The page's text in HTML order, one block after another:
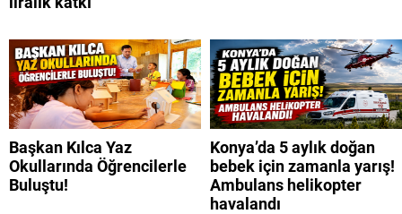
Başkan Kılca Yaz
Okullarında Öğrencilerle
Buluştu!
Konya’da 5 aylık doğan
bebek için zamanla yarış!
Ambulans helikopter
havalandı